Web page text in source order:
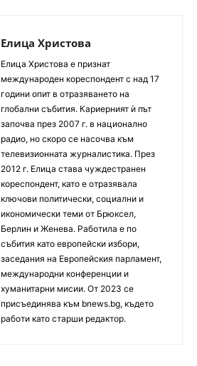
Елица Христова
Елица Христова е признат
международен кореспондент с над 17
години опит в отразяването на
глобални събития. Кариерният ѝ път
започва през 2007 г. в национално
радио, но скоро се насочва към
телевизионната журналистика. През
2012 г. Елица става чуждестранен
кореспондент, като е отразявала
ключови политически, социални и
икономически теми от Брюксел,
Берлин и Женева. Работила е по
събития като европейски избори,
заседания на Европейския парламент,
международни конференции и
хуманитарни мисии. От 2023 се
присъединява към bnews.bg, където
работи като старши редактор.